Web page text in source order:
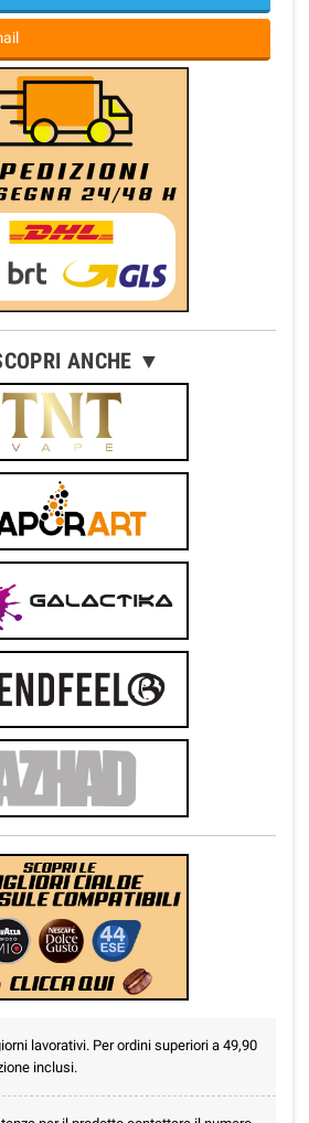
ANCHE ▼
lavorativi. Per ordini superiori a 49,90
inclusi.